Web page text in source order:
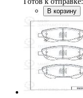
В корзину